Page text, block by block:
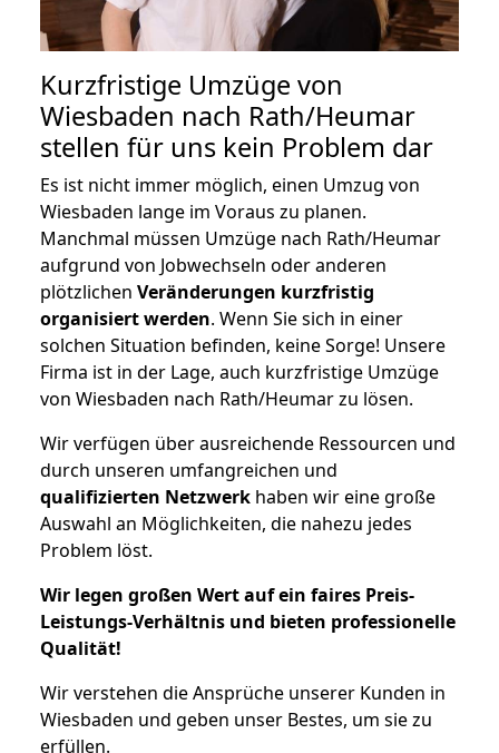
Kurzfristige Umzüge von
Wiesbaden nach Rath/Heumar
stellen für uns kein Problem dar
Es ist nicht immer möglich, einen Umzug von
Wiesbaden lange im Voraus zu planen.
Manchmal müssen Umzüge nach Rath/Heumar
aufgrund von Jobwechseln oder anderen
plötzlichen Veränderungen kurzfristig
organisiert werden. Wenn Sie sich in einer
solchen Situation befinden, keine Sorge! Unsere
Firma ist in der Lage, auch kurzfristige Umzüge
von Wiesbaden nach Rath/Heumar zu lösen.
Wir verfügen über ausreichende Ressourcen und
durch unseren umfangreichen und
qualifizierten Netzwerk haben wir eine große
Auswahl an Möglichkeiten, die nahezu jedes
Problem löst.
Wir legen großen Wert auf ein faires Preis-
Leistungs-Verhältnis und bieten professionelle
Qualität!
Wir verstehen die Ansprüche unserer Kunden in
Wiesbaden und geben unser Bestes, um sie zu
erfüllen.